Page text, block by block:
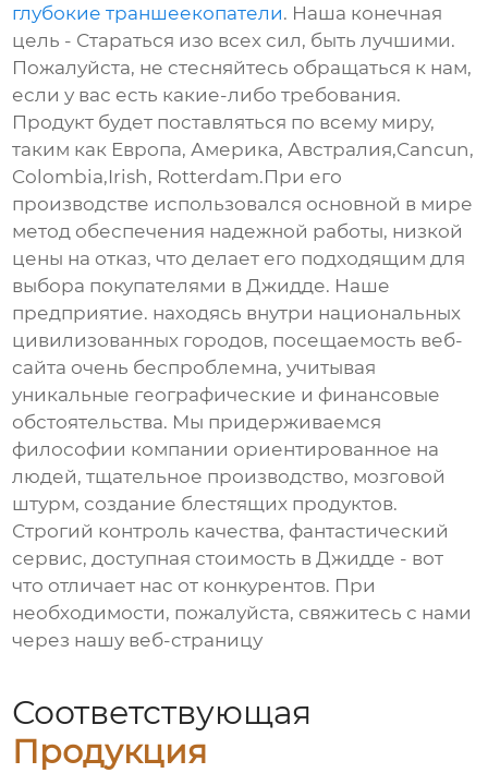
глубокие траншеекопатели. Наша конечная
цель - Стараться изо всех сил, быть лучшими.
Пожалуйста, не стесняйтесь обращаться к нам,
если у вас есть какие-либо требования.
Продукт будет поставляться по всему миру,
таким как Европа, Америка, Австралия,Cancun,
Colombia,Irish, Rotterdam.При его
производстве использовался основной в мире
метод обеспечения надежной работы, низкой
цены на отказ, что делает его подходящим для
выбора покупателями в Джидде. Наше
предприятие. находясь внутри национальных
цивилизованных городов, посещаемость веб-
сайта очень беспроблемна, учитывая
уникальные географические и финансовые
обстоятельства. Мы придерживаемся
философии компании ориентированное на
людей, тщательное производство, мозговой
штурм, создание блестящих продуктов.
Строгий контроль качества, фантастический
сервис, доступная стоимость в Джидде - вот
что отличает нас от конкурентов. При
необходимости, пожалуйста, свяжитесь с нами
через нашу веб-страницу
Соответствующая
Продукция